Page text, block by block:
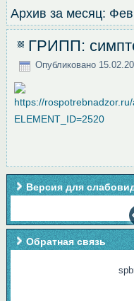
Архив за месяц:
ГРИПП:
Опубликовано
Версия для
Обратная связь